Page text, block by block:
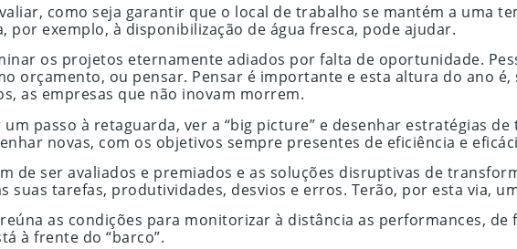
como seja garantir que o local de trabalho se mantém a uma
exemplo, à disponibilização de água fresca, pode ajudar.
os projetos eternamente adiados por falta de oportunidade.
orçamento, ou pensar. Pensar é importante e esta altura do ano
as empresas que não inovam morrem.
passo à retaguarda, ver a “big picture” e desenhar estratégias
novas, com os objetivos sempre presentes de eficiência e
de ser avaliados e premiados e as soluções disruptivas de
suas tarefas, produtividades, desvios e erros. Terão, por esta via,
as condições para monitorizar à distância as performances,
à frente do “barco”.